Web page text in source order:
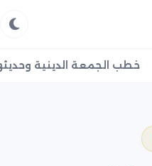
خطب الجمعة الدينية